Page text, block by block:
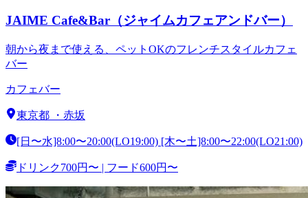
JAIME Cafe&Bar（ジャイムカフェアンドバー）
朝から夜まで使える、ペットOKのフレンチスタイルカフェ
バー
カフェバー
東京都 ・ 赤坂
[日〜水]8:00〜20:00(LO19:00) [木〜土]8:00〜22:00(LO21:00)
ドリンク700円〜 | フード600円〜